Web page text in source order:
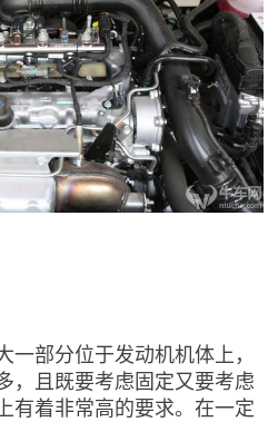
部分位于发动机机体上，
，且既要考虑固定又要考虑
有着非常高的要求。在一定